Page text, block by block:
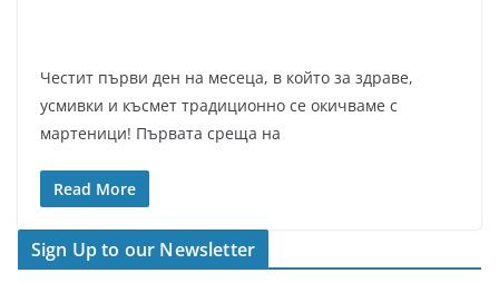
Честит първи ден на месеца, в който за здраве,
усмивки и късмет традиционно се окичваме с
мартеници! Първата среща на
Read More
Sign Up to our Newsletter